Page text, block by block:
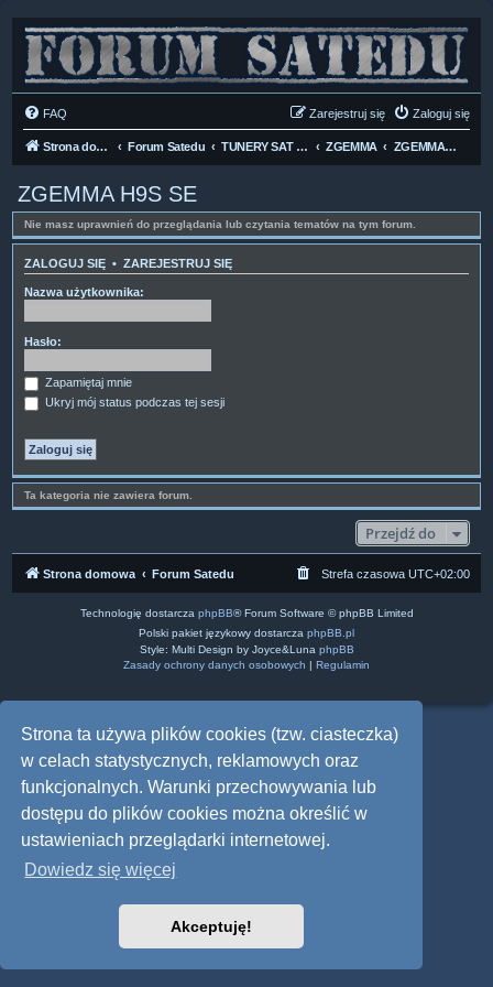
Strona ta używa plików cookies (tzw. ciasteczka)
w celach statystycznych, reklamowych oraz
funkcjonalnych. Warunki przechowywania lub
dostępu do plików cookies można określić w
ustawieniach przeglądarki internetowej.
Dowiedz się więcej
Akceptuję!
FAQ Zaloguj się
Zarejestruj się
Strona domowa Forum Satedu TUNERY SAT HD-LINUX ZGEMMA ZGEMMA H9S SE
ZGEMMA H9S SE
Nie masz uprawnień do przeglądania lub czytania tematów na tym forum.
ZALOGUJ SIĘ • ZAREJESTRUJ SIĘ
Nazwa użytkownika:
Hasło:
Zapamiętaj mnie
Ukryj mój status podczas tej sesji
Ta kategoria nie zawiera forum.
Przejdź do
Strona domowa Forum Satedu Strefa czasowa UTC+02:00
Technologię dostarcza phpBB® Forum Software © phpBB Limited
Polski pakiet językowy dostarcza phpBB.pl
Style: Multi Design by Joyce&Luna phpBB
Zasady ochrony danych osobowych | Regulamin